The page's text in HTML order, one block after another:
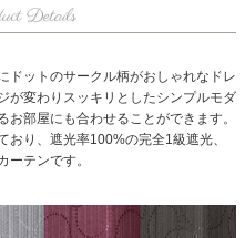
ドットのサークル柄がおしゃれなドレ
が変わりスッキリとしたシンプルモダ
部屋にも合わせることができます。
り、遮光率100%の完全1級遮光、
ーテンです。